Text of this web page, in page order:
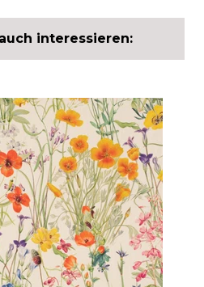
interessieren: